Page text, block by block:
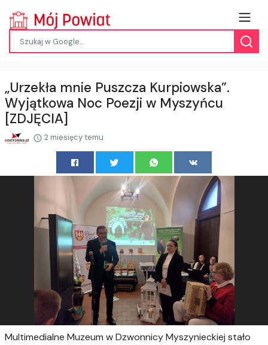
„Urzekła mnie Puszcza Kurpiowska”.
Wyjątkowa Noc Poezji w Myszyńcu
[ZDJĘCIA]
2 miesięcy temu
Multimedialne Muzeum w Dzwonnicy Myszynieckiej stało